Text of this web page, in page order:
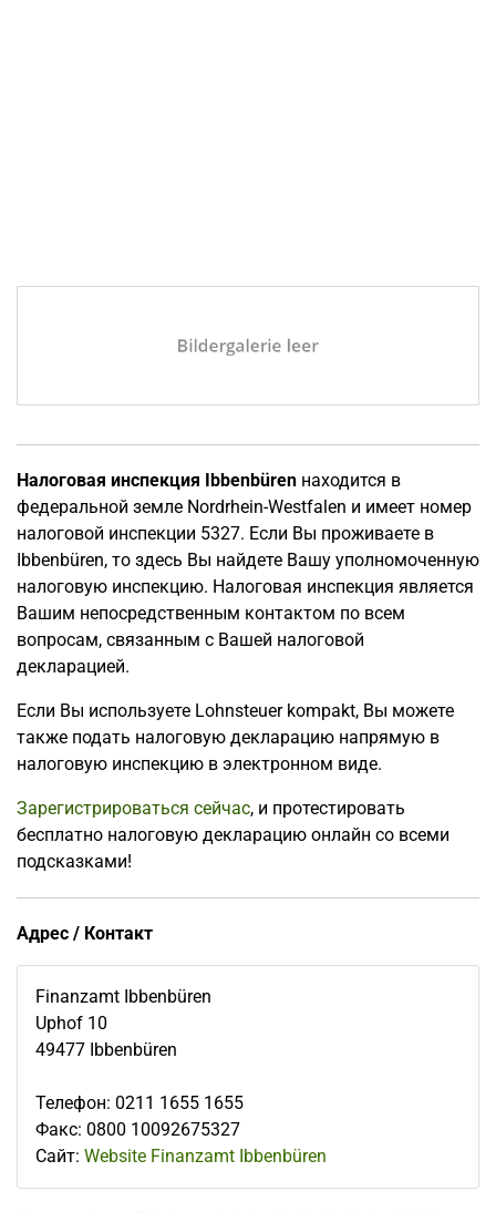
Налоговая инспекция Ibbenbüren находится в
федеральной земле Nordrhein-Westfalen и имеет номер
налоговой инспекции 5327. Если Вы проживаете в
Ibbenbüren, то здесь Вы найдете Вашу уполномоченную
налоговую инспекцию. Налоговая инспекция является
Вашим непосредственным контактом по всем
вопросам, связанным с Вашей налоговой
декларацией.
Если Вы используете Lohnsteuer kompakt, Вы можете
также подать налоговую декларацию напрямую в
налоговую инспекцию в электронном виде.
Зарегистрироваться сейчас, и протестировать
бесплатно налоговую декларацию онлайн со всеми
подсказками!
Адрес / Контакт
Finanzamt Ibbenbüren
Uphof 10
49477 Ibbenbüren
Телефон: 0211 1655 1655
Факс: 0800 10092675327
Сайт: Website Finanzamt Ibbenbüren